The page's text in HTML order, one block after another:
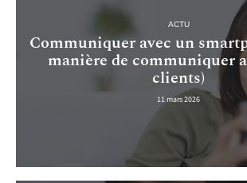
ACTU
Communiquer avec un
manière de communiquer
clients)
11 mars 2026